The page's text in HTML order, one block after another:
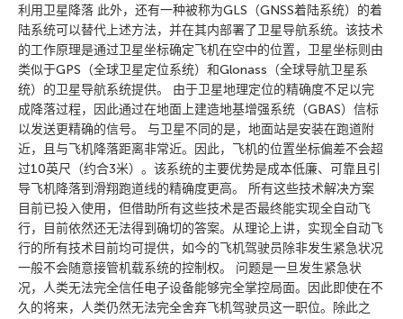
利用卫星降落 此外，还有一种被称为GLS（GNSS着陆系统）的着
陆系统可以替代上述方法，并在其内部署了卫星导航系统。该技术
的工作原理是通过卫星坐标确定飞机在空中的位置，卫星坐标则由
类似于GPS（全球卫星定位系统）和Glonass（全球导航卫星系
统）的卫星导航系统提供。 由于卫星地理定位的精确度不足以完
成降落过程，因此通过在地面上建造地基增强系统（GBAS）信标
以发送更精确的信号。 与卫星不同的是，地面站是安装在跑道附
近，且与飞机降落距离非常近。因此，飞机的位置坐标偏差不会超
过10英尺（约合3米）。该系统的主要优势是成本低廉、可靠且引
导飞机降落到滑翔跑道线的精确度更高。 所有这些技术解决方案
目前已投入使用，但借助所有这些技术是否最终能实现全自动飞
行，目前依然还无法得到确切的答案。从理论上讲，实现全自动飞
行的所有技术目前均可提供，如今的飞机驾驶员除非发生紧急状况
一般不会随意接管机载系统的控制权。 问题是一旦发生紧急状
况，人类无法完全信任电子设备能够完全掌控局面。因此即使在不
久的将来，人类仍然无法完全舍弃飞机驾驶员这一职位。除此之